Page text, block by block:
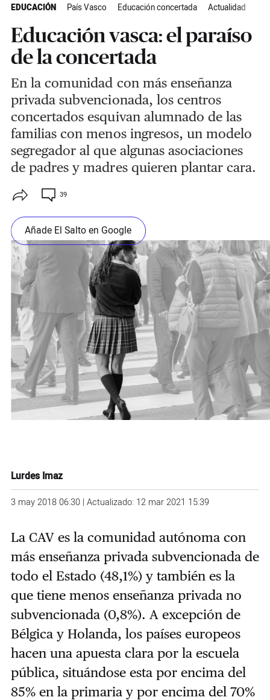
EDUCACIÓN País Vasco Educación concertada Actualidad
Educación vasca: el paraíso
de la concertada
En la comunidad con más enseñanza
privada subvencionada, los centros
concertados esquivan alumnado de las
familias con menos ingresos, un modelo
segregador al que algunas asociaciones
de padres y madres quieren plantar cara.
39
Añade El Salto en Google
Lurdes Imaz
3 may 2018 06:30 | Actualizado: 12 mar 2021 15:39
La CAV es la comunidad autónoma con
más enseñanza privada subvencionada de
todo el Estado (48,1%) y también es la
que tiene menos enseñanza privada no
subvencionada (0,8%). A excepción de
Bélgica y Holanda, los países europeos
hacen una apuesta clara por la escuela
pública, situándose esta por encima del
85% en la primaria y por encima del 70%